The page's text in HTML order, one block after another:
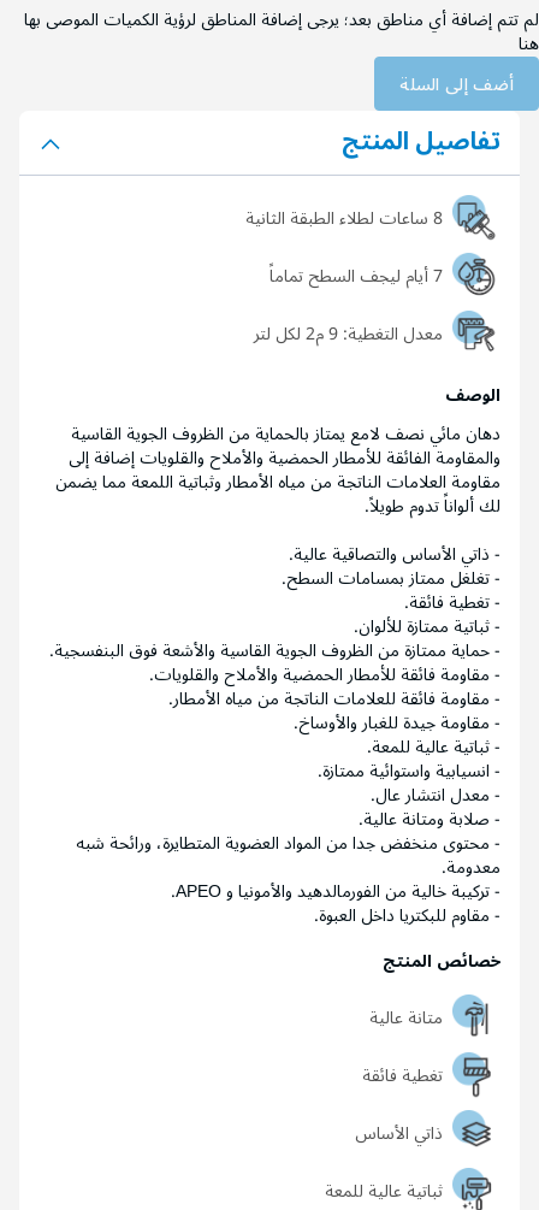
لم تتم إضافة أي مناطق بعد؛ يرجى إضافة المناطق لرؤية الكميات الموصى بها
هنا
أضف إلى السلة
تفاصيل المنتج
8 ساعات لطلاء الطبقة الثانية
7 أيام ليجف السطح تماماً
معدل التغطية:
الوصف
دهان مائي نصف لامع يمتاز بالحماية من الظروف الجوية القاسية
والمقاومة الفائقة للأمطار الحمضية والأملاح والقلويات إضافة إلى
مقاومة العلامات الناتجة من مياه الأمطار وثباتية اللمعة مما يضمن
لك ألواناً تدوم طويلاً.
- ذاتي الأساس والتصاقية عالية.
- تغلغل ممتاز بمسامات السطح.
- تغطية فائقة.
- ثباتية ممتازة للألوان.
- حماية ممتازة من الظروف الجوية القاسية والأشعة فوق البنفسجية.
- مقاومة فائقة للأمطار الحمضية والأملاح والقلويات.
- مقاومة فائقة للعلامات الناتجة من مياه الأمطار.
- مقاومة جيدة للغبار والأوساخ.
- ثباتية عالية للمعة.
- انسيابية واستوائية ممتازة.
- معدل انتشار عال.
- صلابة ومتانة عالية.
- محتوى منخفض جدا من المواد العضوية المتطايرة، ورائحة شبه
معدومة.
- تركيبة خالية من الفورمالدهيد والأمونيا و APEO.
- مقاوم للبكتريا داخل العبوة.
خصائص المنتج
متانة عالية
تغطية فائقة
ذاتي الأساس
ثباتية عالية للمعة